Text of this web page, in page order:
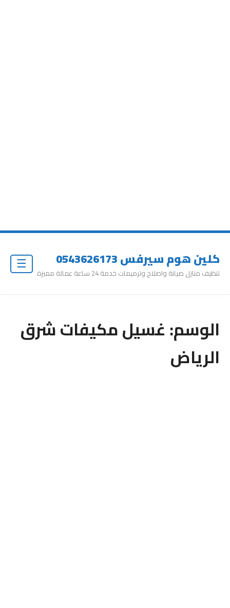
كلين هوم سيرفس 0543626173
تنظيف منازل صيانة واصلاح وترميمات خدمة 24 ساعة عمالة مميزة
الوسم:غسيل مكيفات شرق
الرياض